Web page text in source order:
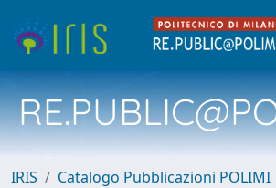
IRIS Catalogo Pubblicazioni POLIMI